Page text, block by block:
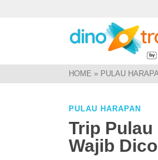
HOME » PULAU
PULAU HARAPAN
Trip
Wajib